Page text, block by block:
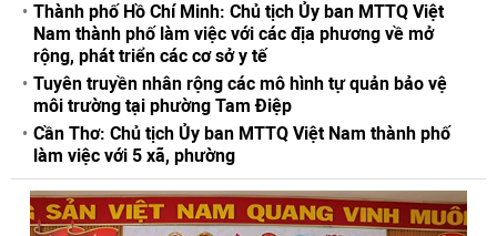
Thành phố Hồ Chí Minh: Chủ tịch Ủy ban MTTQ Việt
Nam thành phố làm việc với các địa phương về mở
rộng, phát triển các cơ sở y tế
Tuyên truyền nhân rộng các mô hình tự quản bảo vệ
môi trường tại phường Tam Điệp
Cần Thơ: Chủ tịch Ủy ban MTTQ Việt Nam thành phố
làm việc với 5 xã, phường